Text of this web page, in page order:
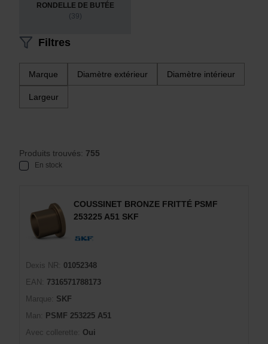
RONDELLE DE BUTÉE
(39)
Filtres
Marque Diamètre extérieur Diamètre intérieur
Largeur
Produits trouvés: 755
En stock
COUSSINET BRONZE FRITTÉ PSMF
253225 A51 SKF
Dexis NR:
01052348
EAN:
7316571788173
Marque:
SKF
Man:
PSMF 253225 A51
Avec collerette:
Oui